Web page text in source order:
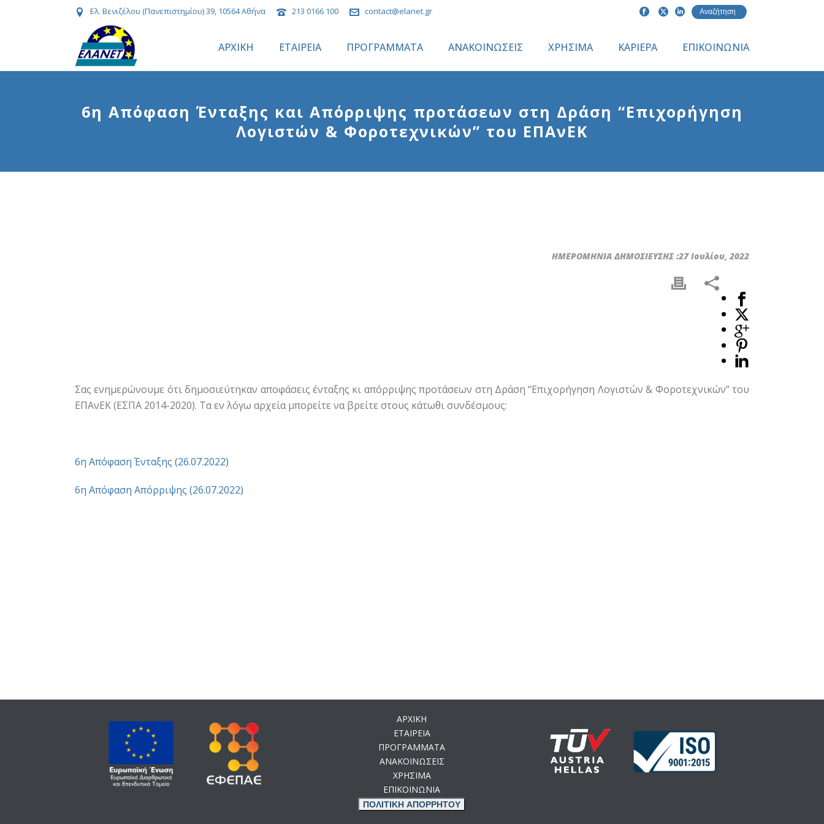
Ελ. Βενιζέλου (Πανεπιστημίου) 39, 10564 Αθήνα 213 0166 100 contact@elanet.gr
ΑΡΧΙΚΗ ΕΤΑΙΡΕΙΑ ΠΡΟΓΡΑΜΜΑΤΑ ΑΝΑΚΟΙΝΩΣΕΙΣ ΧΡΗΣΙΜΑ ΚΑΡΙΕΡΑ ΕΠΙΚΟΙΝΩΝΙΑ
6η Απόφαση Ένταξης και Απόρριψης προτάσεων στη Δράση “Επιχορήγηση
Λογιστών & Φοροτεχνικών” του ΕΠΑνΕΚ
ΗΜΕΡΟΜΗΝΙΑ ΔΗΜΟΣΙΕΥΣΗΣ :27 Ιουλίου, 2022
Σας ενημερώνουμε ότι δημοσιεύτηκαν αποφάσεις ένταξης κι απόρριψης προτάσεων στη Δράση “Επιχορήγηση Λογιστών & Φοροτεχνικών” του
ΕΠΑνΕΚ (ΕΣΠΑ 2014-2020). Τα εν λόγω αρχεία μπορείτε να βρείτε στους κάτωθι συνδέσμους:
6η Απόφαση Ένταξης (26.07.2022)
6η Απόφαση Απόρριψης (26.07.2022)
ΑΡΧΙΚΗ
ΕΤΑΙΡΕΙΑ
ΠΡΟΓΡΑΜΜΑΤΑ
ΑΝΑΚΟΙΝΩΣΕΙΣ
ΧΡΗΣΙΜΑ
ΕΠΙΚΟΙΝΩΝΙΑ
ΠΟΛΙΤΙΚΗ ΑΠΟΡΡΗΤΟΥ